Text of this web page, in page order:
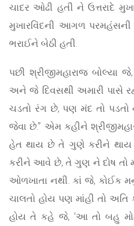
ચાદર ઓઢી હતી ને ઉત્તરાદે
મુખારવિંદની આગળ પરમહંસની
ભરાઈને બેઠી હતી.
પછી શ્રીજીમહારાજ બોલ્યા
અને જે દિવસથી અમારી પાસે
ચડતો રંગ છે, પણ મંદ તો પડતો
જેવા છે.” એમ કહીને
હેત થાય છે તે ગુણે કરીને
કરીને આવે છે, તે ગુણ ને દોષ તો
ઓળખાતા નથી. કાં જે, કોઈક
ચાલતો હોય પણ માંહી તો
હોય તે કહે જે, ‘આ તો બહુ